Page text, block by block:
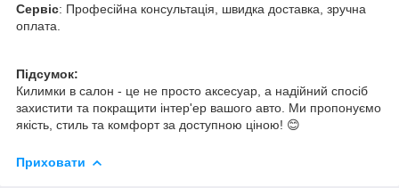
Сервіс: Професійна консультація, швидка доставка, зручна
оплата.
Підсумок:
Килимки в салон - це не просто аксесуар, а надійний спосіб
захистити та покращити інтер'ер вашого авто. Ми пропонуємо
якість, стиль та комфорт за доступною ціною! 😊
Приховати